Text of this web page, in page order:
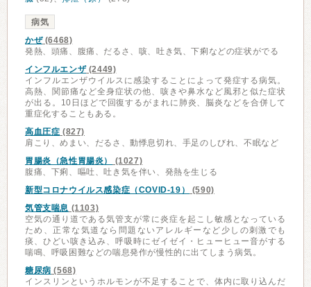
病気
かぜ(6468)
発熱、頭痛、腹痛、だるさ、咳、吐き気、下痢などの症状がでる
インフルエンザ(2449)
インフルエンザウイルスに感染することによって発症する病気。
高熱、関節痛など全身症状の他、咳きや鼻水など風邪と似た症状
が出る。10日ほどで回復するがまれに肺炎、脳炎などを合併して
重症化することもある。
高血圧症 (827)
肩こり、めまい、だるさ、動悸息切れ、手足のしびれ、不眠など
胃腸炎（急性胃腸炎）
(1027)
腹痛、下痢、嘔吐、吐き気を伴い、発熱を生じる
新型コロナウイルス感染症（COVID-19）
(590)
気管支喘息 (1103)
空気の通り道である気管支が常に炎症を起こし敏感となっている
ため、正常な気道なら問題ないアレルギーなど少しの刺激でも
痰、ひどい咳き込み、呼吸時にゼイゼイ・ヒューヒュー音がする
喘鳴、呼吸困難などの喘息発作が慢性的に出てしまう病気。
糖尿病 (568)
インスリンというホルモンが不足することで、体内に取り込んだ